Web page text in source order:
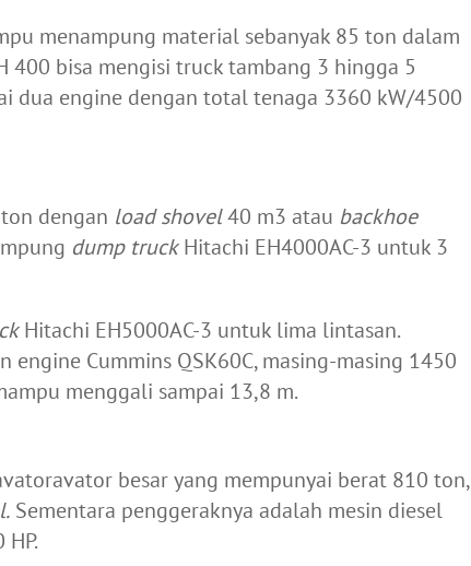
menampung material sebanyak 85 ton dalam
400 bisa mengisi truck tambang 3 hingga 5
dua engine dengan total tenaga 3360 kW/4500
dengan load shovel40 m3 atau backhoe
dump truckHitachi EH4000AC-3 untuk 3
Hitachi EH5000AC-3 untuk lima lintasan.
engine Cummins QSK60C, masing-masing 1450
menggali sampai 13,8 m.
besar yang mempunyai berat 810 ton,
Sementara penggeraknya adalah mesin diesel